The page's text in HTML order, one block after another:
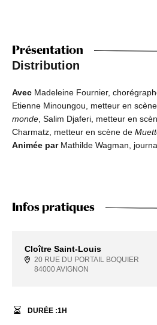
Présentation
Distribution
Avec Madeleine Fournier,
Etienne Minoungou, metteur en
monde , Salim Djaferi, metteur en
Charmatz, metteur en scène de
Animée par Mathilde Wagman,
Infos pratiques
Cloître Saint-Louis
20 RUE DU PORTAIL BOQUIER
84000 AVIGNON
DURÉE :1H